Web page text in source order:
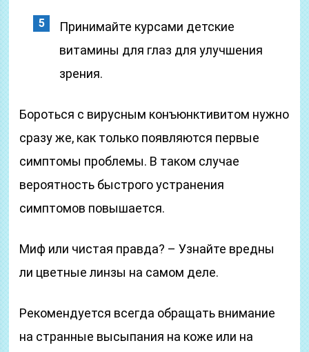
Принимайте курсами детские
витамины для глаз для улучшения
зрения.
Бороться с вирусным конъюнктивитом нужно
сразу же, как только появляются первые
симптомы проблемы. В таком случае
вероятность быстрого устранения
симптомов повышается.
Миф или чистая правда? – Узнайте вредны
ли цветные линзы на самом деле.
Рекомендуется всегда обращать внимание
на странные высыпания на коже или на